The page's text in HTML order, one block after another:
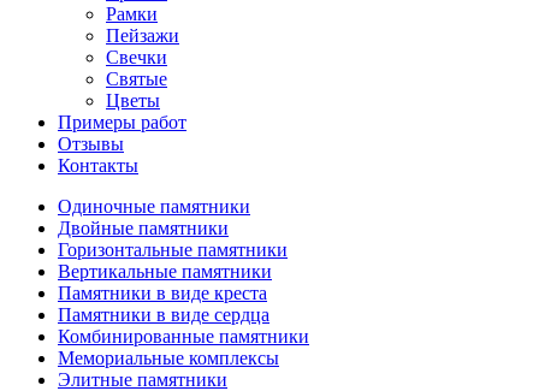
Рамки
Пейзажи
Свечки
Святые
Цветы
Примеры работ
Отзывы
Контакты
Одиночные памятники
Двойные памятники
Горизонтальные памятники
Вертикальные памятники
Памятники в виде креста
Памятники в виде сердца
Комбинированные памятники
Мемориальные комплексы
Элитные памятники